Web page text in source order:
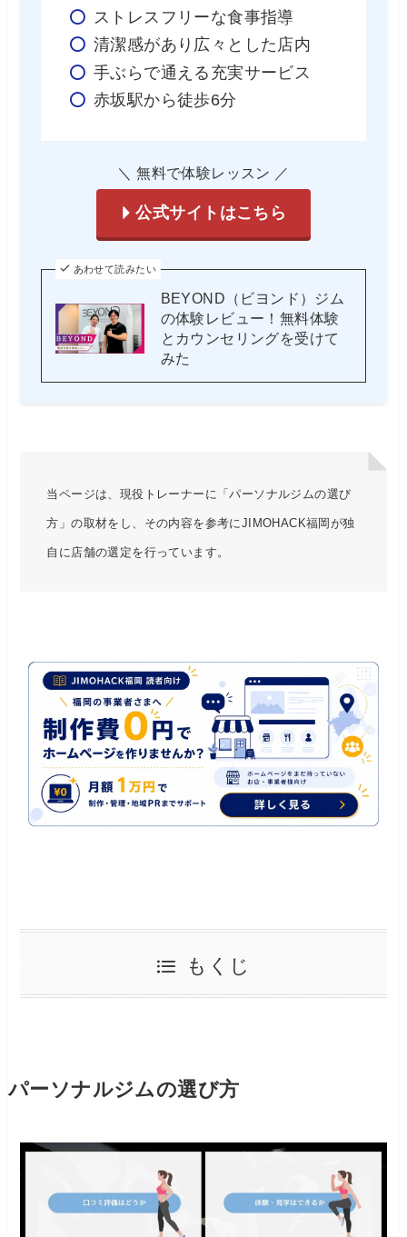
ストレスフリーな食事指導
清潔感があり広々とした店内
手ぶらで通える充実サービス
赤坂駅から徒歩6分
＼ 無料で体験レッスン ／
公式サイトはこちら
あわせて読みたい
BEYOND（ビヨンド）ジム
の体験レビュー！無料体験
とカウンセリングを受けて
みた
当ページは、現役トレーナーに「パーソナルジムの選び
方」の取材をし、その内容を参考にJIMOHACK福岡が独
自に店舗の選定を行っています。
もくじ
パーソナルジムの選び方